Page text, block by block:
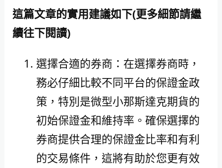
這篇文章的實用建議如下(更多細節請繼
續往下閱讀)
選擇合適的券商：在選擇券商時，
務必仔細比較不同平台的保證金政
策，特別是微型小那斯達克期貨的
初始保證金和維持率。確保選擇的
券商提供合理的保證金比率和有利
的交易條件，這將有助於您更有效